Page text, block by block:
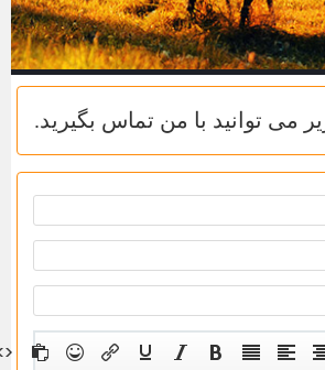
می توانید با من تماس بگیرید.